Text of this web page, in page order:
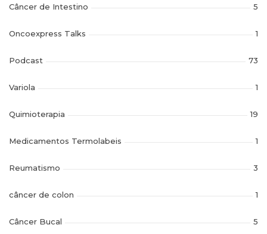
Câncer de Intestino 5
Oncoexpress Talks 1
Podcast 73
Variola 1
Quimioterapia 19
Medicamentos Termolabeis 1
Reumatismo 3
câncer de colon 1
Câncer Bucal 5